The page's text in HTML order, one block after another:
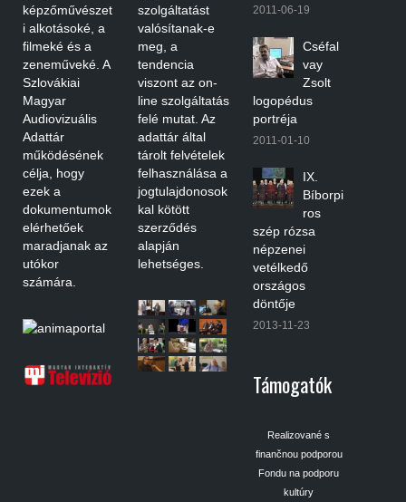
képzőművészet
i alkotásoké, a
filmeké és a
zeneműveké. A
Szlovákiai
Magyar
Audiovizuális
Adattár
működésének
célja, hogy
ezek a
dokumentumok
elérhetőek
maradjanak az
utókor
számára.
szolgáltatást
valósítanak-e
meg, a
tendencia
viszont az on-
line szolgáltatás
felé mutat. Az
adattár által
tárolt felvételek
felhasználása a
jogtulajdonosok
kal kötött
szerződés
alapján
lehetséges.
2011-06-19
Cséfal
vay
Zsolt
logopédus
portréja
2011-01-10
IX.
Bíborpi
ros
szép rózsa
népzenei
vetélkedő
országos
döntője
2013-11-23
Támogatók
Realizované s
finančnou podporou
Fondu na podporu
kultúry